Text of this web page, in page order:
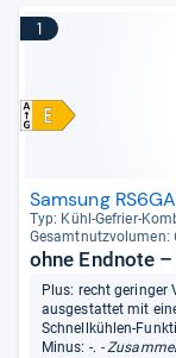
1
Samsung
Typ: Kühl-​Gefrier-​
Gesamt­nutz­vo­lu­men:
ohne Endnote
Plus: recht geringer
ausgestattet mit
Schnellkühlen-
Minus: -. -